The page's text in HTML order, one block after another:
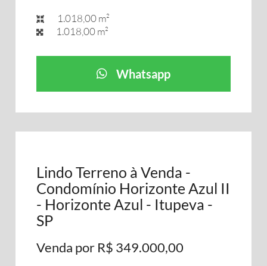
1.018,00 m²
1.018,00 m²
Whatsapp
Lindo Terreno à Venda -
Condomínio Horizonte Azul II
- Horizonte Azul - Itupeva -
SP
Venda por R$ 349.000,00